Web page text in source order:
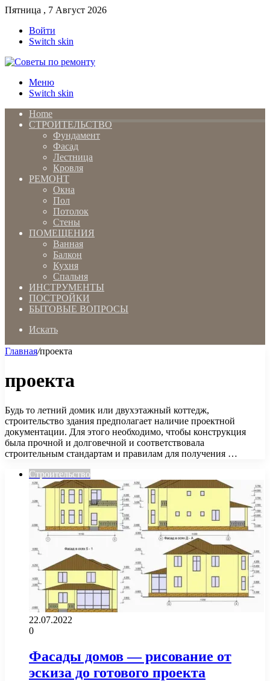
Пятница , 7 Август 2026
Войти
Switch skin
Меню
Switch skin
Home
СТРОИТЕЛЬСТВО
Фундамент
Фасад
Лестница
Кровля
РЕМОНТ
Окна
Пол
Потолок
Стены
ПОМЕЩЕНИЯ
Ванная
Балкон
Кухня
Спальня
ИНСТРУМЕНТЫ
ПОСТРОЙКИ
БЫТОВЫЕ ВОПРОСЫ
Искать
Главная/проекта
проекта
Будь то летний домик или двухэтажный коттедж,
строительство здания предполагает наличие проектной
документации. Для этого необходимо, чтобы конструкция
была прочной и долговечной и соответствовала
строительным стандартам и правилам для получения …
Строительство
22.07.2022
0
Фасады домов — рисование от
эскиза до готового проекта